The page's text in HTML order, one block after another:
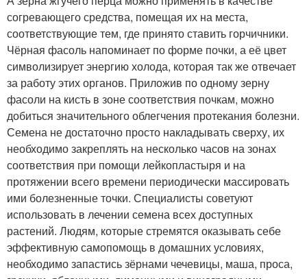
согревающего средства, помещая их на места,
соответствующие тем, где принято ставить горчичники.
Чёрная фасоль напоминает по форме почки, а её цвет
символизирует энергию холода, которая так же отвечает
за работу этих органов. Приложив по одному зерну
фасоли на кисть в зоне соответствия почкам, можно
добиться значительного облегчения протекания болезни.
Семена не достаточно просто накладывать сверху, их
необходимо закреплять на несколько часов на зонах
соответствия при помощи лейкопластыря и на
протяжении всего времени периодически массировать
ими болезненные точки. Специалисты советуют
использовать в лечении семена всех доступных
растений. Людям, которые стремятся оказывать себе
эффективную самопомощь в домашних условиях,
необходимо запастись зёрнами чечевицы, маша, проса,